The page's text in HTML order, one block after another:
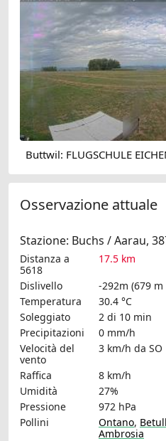
Osservazione attuale
Stazione: Buchs / Aarau,
Distanza a
5618
17.5 km
Dislivello
-292m (679 m
Temperatura
30.4 °C
Soleggiato
2 di 10 min
Precipitazioni
0 mm/h
Velocità del
vento
3 km/h da SO
Raffica
8 km/h
Umidità
27%
Pressione
972 hPa
Pollini
Ontano,
Ambrosia